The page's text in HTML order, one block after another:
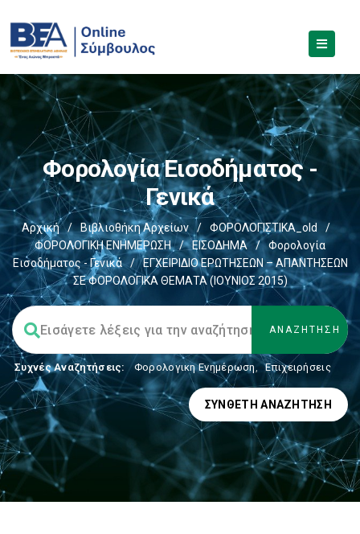
Φορολογία Εισοδήματος -
Γενικά
Αρχική / Βιβλιοθήκη Αρχείων / ΦΟΡΟΛΟΓΙΣΤΙΚΑ_old
/
ΦΟΡΟΛΟΓΙΚΗ ΕΝΗΜΕΡΩΣΗ
/ ΕΙΣΟΔΗΜΑ /
Φορολογία
Εισοδήματος - Γενικά
/
ΕΓΧΕΙΡΙΔΙΟ ΕΡΩΤΗΣΕΩΝ – ΑΠΑΝΤΗΣΕΩΝ
ΣΕ ΦΟΡΟΛΟΓΙΚΑ ΘΕΜΑΤΑ (ΙΟΥΝΙΟΣ 2015)
Συχνές Αναζητήσεις: Φορολογικη Ενημέρωση, Επιχειρήσεις
ΣΎΝΘΕΤΗ ΑΝΑΖΉΤΗΣΗ